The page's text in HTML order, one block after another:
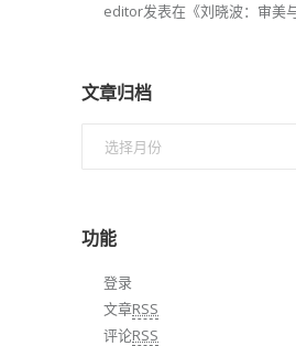
editor发表在《刘晓波：审美
文章归档
功能
登录
文章RSS
评论RSS